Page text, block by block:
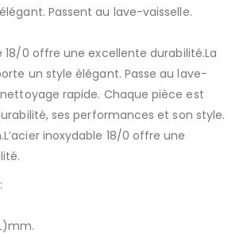
Passent au lave-vaisselle.
18/0 offre une excellente durabilité.La
un style élégant. Passe au lave-
rapide. Chaque pièce est
ses performances et son style.
inoxydable 18/0 offre une